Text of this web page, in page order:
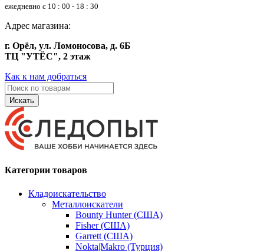
ежедневно с 10 : 00 - 18 : 30
Адрес магазина:
г. Орёл, ул. Ломоносова, д. 6Б
ТЦ "УТЁС", 2 этаж
Как к нам добраться
Искать
Категории товаров
Кладоискательство
Металлоискатели
Bounty Hunter (США)
Fisher (США)
Garrett (США)
Nokta|Makro (Турция)